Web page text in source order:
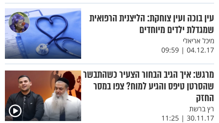
עין בוכה ועין צוחקת: הליצנית הרפואית
שמגדלת ילדים מיוחדים
מיכל אריאלי
04.12.17 | 09:59
מרגש: איך הגיב הבחור הצעיר כשהתבשר
שהסרטן טיפס והגיע למוח? צפו במסר
החזק
רץ ברשת
30.11.17 | 11:25